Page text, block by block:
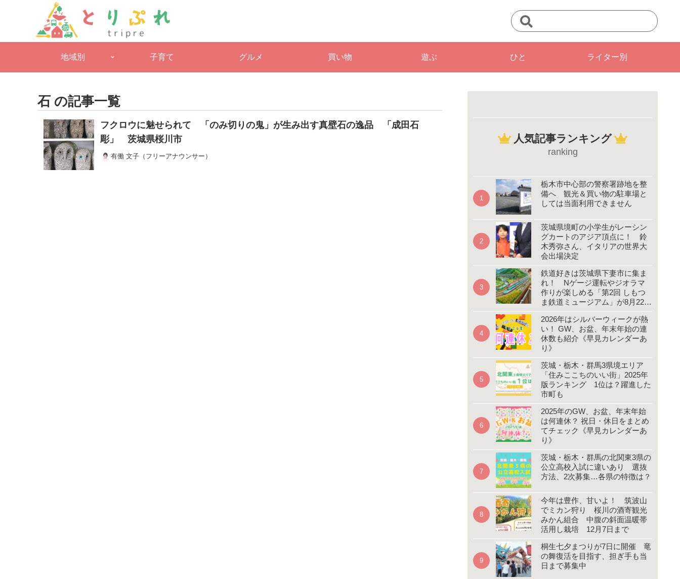
地域別 子育て グルメ 買い物 遊ぶ ひと ライター別
石 の記事一覧
フクロウに魅せられて 「のみ切りの鬼」が生み出す真壁石の逸品 「成田石
彫」 茨城県桜川市
有働 文子（フリーアナウンサー）
人気記事ランキング
ranking
栃木市中心部の警察署跡地を整
備へ 観光＆買い物の駐車場と
しては当面利用できません
茨城県境町の小学生がレーシン
グカートのアジア頂点に！ 鈴
木秀弥さん、イタリアの世界大
会出場決定
鉄道好きは茨城県下妻市に集ま
れ！ Nゲージ運転やジオラマ
作りが楽しめる「第2回 しもつ
ま鉄道ミュージアム」が8月22、
23日開催
2026年はシルバーウィークが熱
い！ GW、お盆、年末年始の連
休数も紹介《早見カレンダーあ
り》
茨城・栃木・群馬3県境エリア
「住みここちのいい街」2025年
版ランキング 1位は？躍進した
市町も
2025年のGW、お盆、年末年始
は何連休？ 祝日・休日をまとめ
てチェック《早見カレンダーあ
り》
茨城・栃木・群馬の北関東3県の
公立高校入試に違いあり 選抜
方法、2次募集…各県の特徴は？
今年は豊作、甘いよ！ 筑波山
でミカン狩り 桜川の酒寄観光
みかん組合 中腹の斜面温暖帯
活用し栽培 12月7日まで
桐生七夕まつりが7日に開催 竜
の舞復活を目指す、担ぎ手も当
日まで募集中